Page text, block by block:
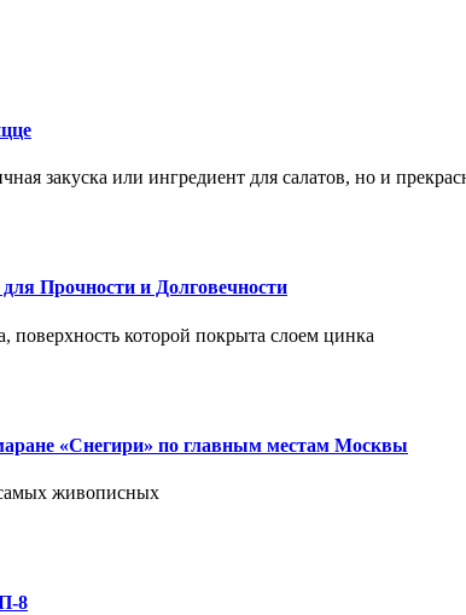
закуска или ингредиент для салатов, но и
Прочности и Долговечности
поверхность которой покрыта слоем цинка
«Снегири» по главным местам Москвы
живописных
8